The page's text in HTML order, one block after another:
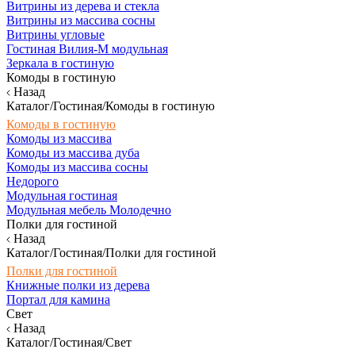
Витрины из дерева и стекла
Витрины из массива сосны
Витрины угловые
Гостиная Вилия-М модульная
Зеркала в гостиную
Комоды в гостиную
Назад
Каталог/Гостиная/Комоды в гостиную
Комоды в гостиную
Комоды из массива
Комоды из массива дуба
Комоды из массива сосны
Недорого
Модульная гостиная
Модульная мебель Молодечно
Полки для гостиной
Назад
Каталог/Гостиная/Полки для гостиной
Полки для гостиной
Книжные полки из дерева
Портал для камина
Свет
Назад
Каталог/Гостиная/Свет